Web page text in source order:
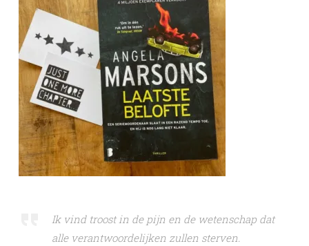
Ik vind troost in de pijn en de wetenschap dat
alle verantwoordelijken zullen sterven.